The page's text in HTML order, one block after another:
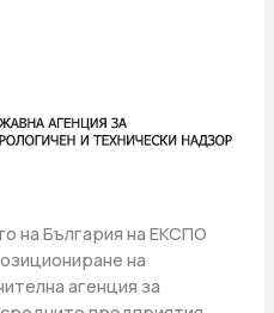
на България на ЕКСПО
на
агенция за